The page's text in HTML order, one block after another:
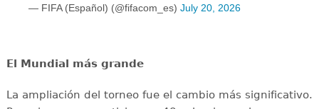
— FIFA (Español) (@fifacom_es) July 20, 2026
El Mundial más grande
La ampliación del torneo fue el cambio más significativo.